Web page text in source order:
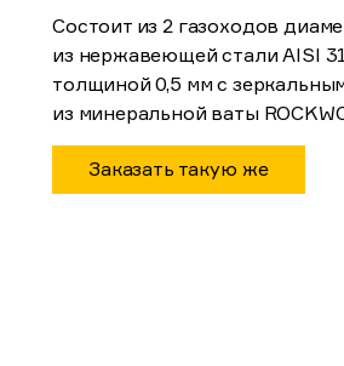
Состоит из 2 газоходов
из нержавеющей стали AISI
толщиной 0,5 мм с
из минеральной ваты
Заказать такую же